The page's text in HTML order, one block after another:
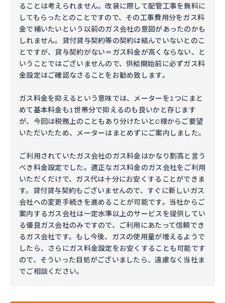
ることは考えられません。改装に際して配管工事を無料に
してもらったとのことですので、その工事費用分をガス料
金で補いたいという以前のガス会社の意図があったのかも
しれません。貸付貸与契約等の契約は結んでいないとのこ
とですが、貸与契約がない＝ガス料金が高くならない、と
いうことではございませんので、供給開始前に必ずガス料
金設定はご確認なさることをお勧め致します。
ガス料金を抑えるという意味では、メーターを1つにまと
めて基本料金も1世帯分で抑えるのも良いかと存じます
が、今回は税務上のこともあり分けたいとC様からご要望
いただいたため、メーターはまとめずにご案内しました。
ご利用されていたガス会社のガス料金はかなり割高と言う
べき料金設定でした。適正なガス料金のガス会社をご利用
いただくだけで、ガス代は十分にお安くすることができま
す。貸付貸与契約もございませんので、すぐに新しいガス
会社への変更手続きを進めることが可能です。当社からご
案内するガス会社は一定水準以上のサービスを提供してい
る優良ガス会社のみですので、ご利用にあたって信頼でき
るガス会社です。もし今後、ガスの使用量が増えるようで
したら、さらにガス料金設定をお安くすることも可能です
ので、そういった目処がございましたら、遠慮なく当社ま
でご相談ください。